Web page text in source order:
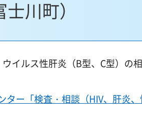
川町）
イルス性肝炎（B型、C型）の
ター「検査・相談（HIV、肝炎、